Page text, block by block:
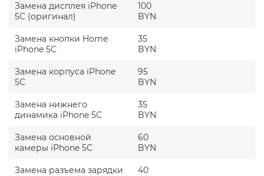
Замена дисплея iPhone
5C (оригинал)
100
BYN
Замена кнопки Home
iPhone 5C
35
BYN
Замена корпуса iPhone
5C
95
BYN
Замена нижнего
динамика iPhone 5C
35
BYN
Замена основной
камеры iPhone 5C
60
BYN
Замена разъема зарядки
40